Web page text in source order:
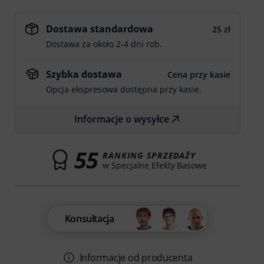
Dostawa standardowa
25 zł
Dostawa za około 2-4 dni rob.
Szybka dostawa
Cena przy kasie
Opcja ekspresowa dostępna przy kasie.
Informacje o wysyłce
55 RANKING SPRZEDAŻY
w Specjalne Efekty Basowe
Konsultacja
Informacje od producenta